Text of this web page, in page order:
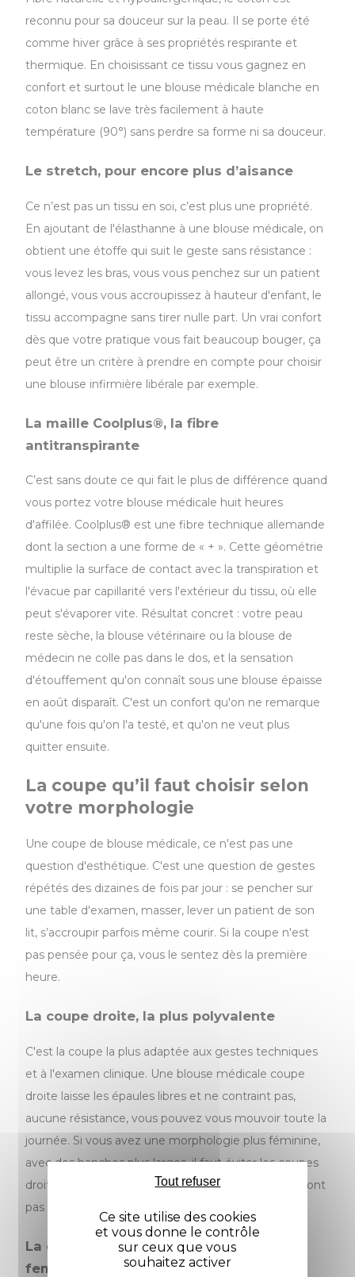
reconnu pour sa douceur sur la peau. Il se porte été
comme hiver grâce à ses propriétés respirante et
thermique. En choisissant ce tissu vous gagnez en
confort et surtout le une blouse médicale blanche en
coton blanc se lave très facilement à haute
température (90°) sans perdre sa forme ni sa douceur.
Le stretch, pour encore plus d’aisance
Ce n’est pas un tissu en soi, c’est plus une propriété.
En ajoutant de l'élasthanne à une blouse médicale, on
obtient une étoffe qui suit le geste sans résistance :
vous levez les bras, vous vous penchez sur un patient
allongé, vous vous accroupissez à hauteur d'enfant, le
tissu accompagne sans tirer nulle part. Un vrai confort
dès que votre pratique vous fait beaucoup bouger, ça
peut être un critère à prendre en compte pour choisir
une blouse infirmière libérale par exemple.
La maille Coolplus®, la fibre
antitranspirante
C’est sans doute ce qui fait le plus de différence quand
vous portez votre blouse médicale huit heures
d'affilée. Coolplus® est une fibre technique allemande
dont la section a une forme de « + ». Cette géométrie
multiplie la surface de contact avec la transpiration et
l'évacue par capillarité vers l'extérieur du tissu, où elle
peut s'évaporer vite. Résultat concret : votre peau
reste sèche, la blouse vétérinaire ou la blouse de
médecin ne colle pas dans le dos, et la sensation
d'étouffement qu'on connaît sous une blouse épaisse
en août disparaît. C'est un confort qu'on ne remarque
qu'une fois qu'on l'a testé, et qu'on ne veut plus
quitter ensuite.
La coupe qu’il faut choisir selon
votre morphologie
Une coupe de blouse médicale, ce n'est pas une
question d'esthétique. C'est une question de gestes
répétés des dizaines de fois par jour : se pencher sur
une table d'examen, masser, lever un patient de son
lit, s’accroupir parfois même courir. Si la coupe n'est
pas pensée pour ça, vous le sentez dès la première
heure.
La coupe droite, la plus polyvalente
C'est la coupe la plus adaptée aux gestes techniques
et à l'examen clinique. Une blouse médicale coupe
droite laisse les épaules libres et ne contraint pas,
aucune résistance, vous pouvez vous mouvoir toute la
journée. Si vous avez une morphologie plus féminine,
avec des hanches plus larges, il faut éviter les coupes
droites qui ne feront que remonter et qui ne mettront
pas en valeur votre silhouette.
La coupe cintrée, parfaite pour les
femmes
Ce site utilise des cookies
et vous donne le contrôle
sur ceux que vous
souhaitez activer
Tout refuser